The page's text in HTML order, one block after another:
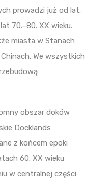
prowadzi już od lat.
70.–80. XX wieku.
miasta w Stanach
We wszystkich
obszar doków
Docklands
z końcem epoki
60. XX wieku
w centralnej części